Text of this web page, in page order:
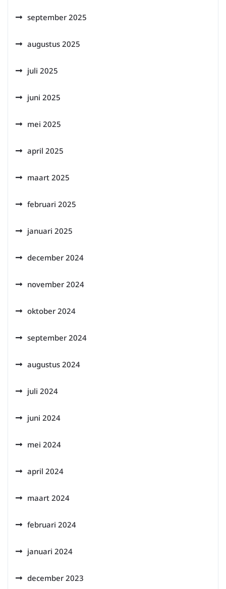
september 2025
augustus 2025
juli 2025
juni 2025
mei 2025
april 2025
maart 2025
februari 2025
januari 2025
december 2024
november 2024
oktober 2024
september 2024
augustus 2024
juli 2024
juni 2024
mei 2024
april 2024
maart 2024
februari 2024
januari 2024
december 2023